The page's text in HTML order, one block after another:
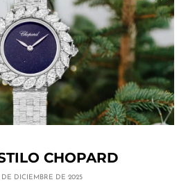
CHOPARD
DE DICIEMBRE DE 2025